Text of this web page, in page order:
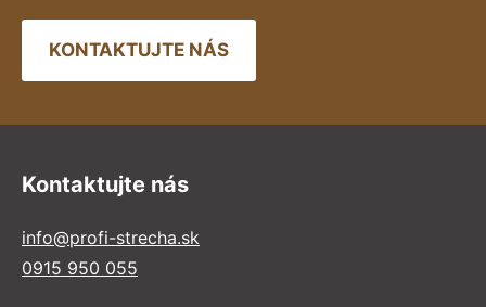
KONTAKTUJTE NÁS
Kontaktujte nás
info@profi-strecha.sk
0915 950 055